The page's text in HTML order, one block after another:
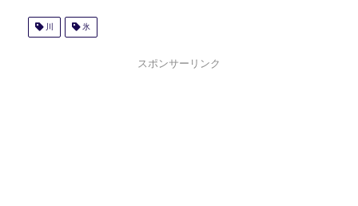
川 氷
スポンサーリンク